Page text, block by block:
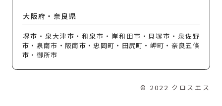
大阪府・奈良県
堺市・泉大津市・和泉市・岸和田市・貝塚市・泉佐野
市・泉南市・阪南市・忠岡町・田尻町・岬町・奈良五條
市・御所市
© 2022 クロスエス